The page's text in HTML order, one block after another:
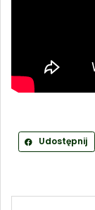
Udostępnij